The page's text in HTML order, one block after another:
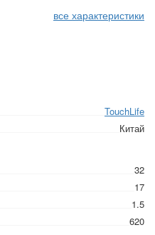
все характеристики
TouchLife
Китай
32
17
1.5
620